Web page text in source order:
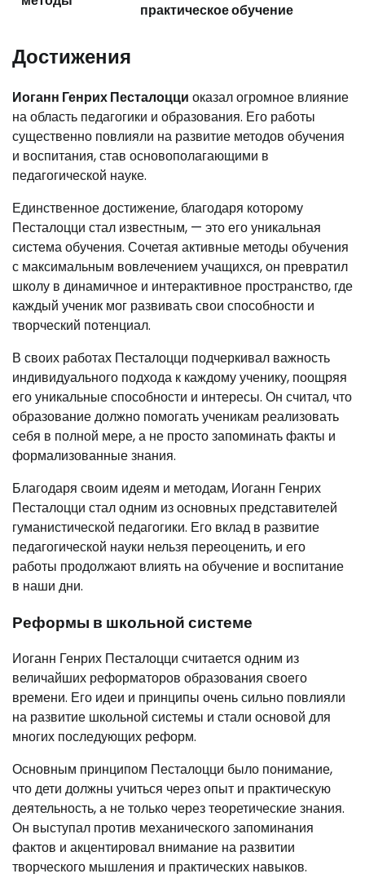
практическое обучение
Достижения
Иоганн Генрих Песталоцци оказал огромное влияние
на область педагогики и образования. Его работы
существенно повлияли на развитие методов обучения
и воспитания, став основополагающими в
педагогической науке.
Единственное достижение, благодаря которому
Песталоцци стал известным, — это его уникальная
система обучения. Сочетая активные методы обучения
с максимальным вовлечением учащихся, он превратил
школу в динамичное и интерактивное пространство, где
каждый ученик мог развивать свои способности и
творческий потенциал.
В своих работах Песталоцци подчеркивал важность
индивидуального подхода к каждому ученику, поощряя
его уникальные способности и интересы. Он считал, что
образование должно помогать ученикам реализовать
себя в полной мере, а не просто запоминать факты и
формализованные знания.
Благодаря своим идеям и методам, Иоганн Генрих
Песталоцци стал одним из основных представителей
гуманистической педагогики. Его вклад в развитие
педагогической науки нельзя переоценить, и его
работы продолжают влиять на обучение и воспитание
в наши дни.
Реформы в школьной системе
Иоганн Генрих Песталоцци считается одним из
величайших реформаторов образования своего
времени. Его идеи и принципы очень сильно повлияли
на развитие школьной системы и стали основой для
многих последующих реформ.
Основным принципом Песталоцци было понимание,
что дети должны учиться через опыт и практическую
деятельность, а не только через теоретические знания.
Он выступал против механического запоминания
фактов и акцентировал внимание на развитии
творческого мышления и практических навыков.